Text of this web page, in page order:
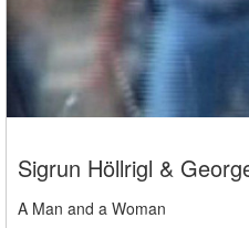
Sigrun Höllrigl &
A Man and a Woman